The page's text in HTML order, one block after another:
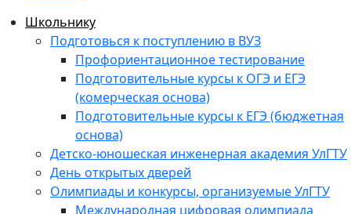
Школьнику
Подготовься к поступлению в ВУЗ
Профориентационное тестирование
Подготовительные курсы к ОГЭ и ЕГЭ
(комерческая основа)
Подготовительные курсы к ЕГЭ (бюджетная
основа)
Детско-юношеская инженерная академия УлГТУ
День открытых дверей
Олимпиады и конкурсы, организуемые УлГТУ
Международная цифровая олимпиада